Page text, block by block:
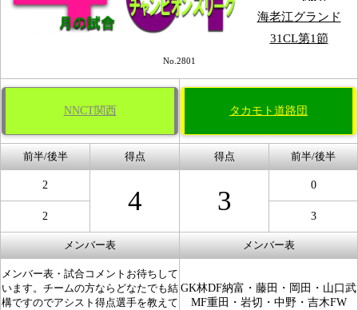
海老江グランド
31CL第1節
No.2801
NNCT関西 タカモト道路団
前半/後半 得点 得点 前半/後半
2
4 3
0
2 3
メンバー表 メンバー表
メンバー表・試合コメントお待ちして
います。チームの方ならどなたでも結
構ですのでアシスト得点選手を教えて
GK林DF納富・藤田・岡田・山口武
MF重田・岩切・中野・吉木FW